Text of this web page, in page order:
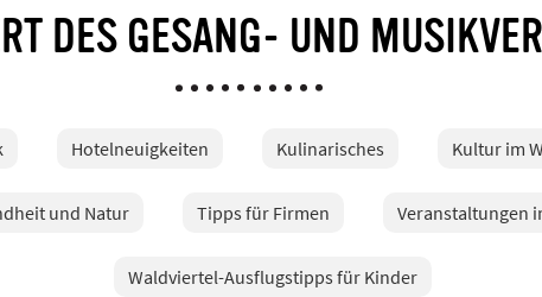
DES GESANG- UND
Hotelneuigkeiten Kulinarisches Kultur im
und Natur Tipps für Firmen Veranstaltungen
Waldviertel-Ausflugstipps für Kinder